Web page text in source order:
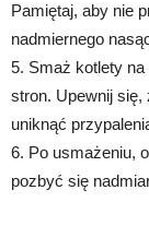
Pamiętaj, aby nie
nadmiernego
5. Smaż kotlety na
stron. Upewnij się,
uniknąć
6. Po usmażeniu,
pozbyć się